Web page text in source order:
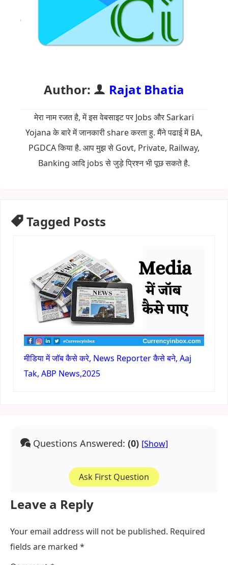
Author: Rajat Bhatia
मेरा नाम रजत है, में इस वेबसाइट पर Jobs और Sarkari
Yojana के बारे में जानकारी share करता हु. मैंने पढाई में BA,
PGDCA किया है. आप मुझ से Govt, Private, Railway,
Banking आदि jobs से जुड़े प्रिश्न भी पूछ सकते है.
Tagged Posts
मीडिया में जॉब कैसे करे, News Reporter कैसे बने, Aaj
Tak, ABP News,2025
Questions Answered: (0)
Ask First Question
Leave a Reply
Your email address will not be published. Required
fields are marked *